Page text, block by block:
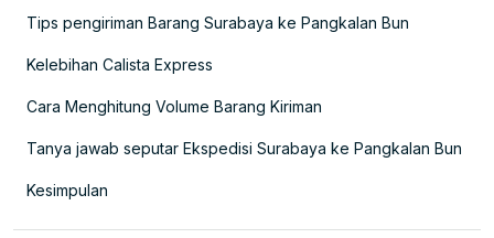
Tips pengiriman Barang Surabaya ke Pangkalan Bun
Kelebihan Calista Express
Cara Menghitung Volume Barang Kiriman
Tanya jawab seputar Ekspedisi Surabaya ke Pangkalan Bun
Kesimpulan